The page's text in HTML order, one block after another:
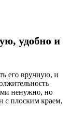
удобно и
его вручную, и
ненужно, но
с плоским краем,